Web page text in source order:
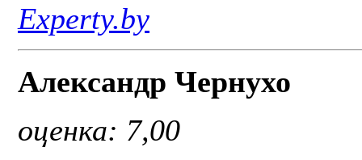
Experty.by
Александр Чернухо
оценка: 7,00